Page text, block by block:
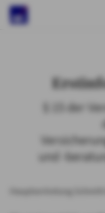
§ 15 der
und -